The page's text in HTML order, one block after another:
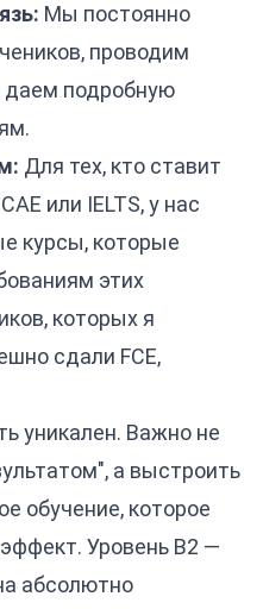
Мы постоянно
проводим
подробную
Для тех, кто ставит
или IELTS, у нас
курсы, которые
этих
которых я
сдали FCE,
уникален. Важно не
а выстроить
обучение, которое
Уровень B2 —
абсолютно